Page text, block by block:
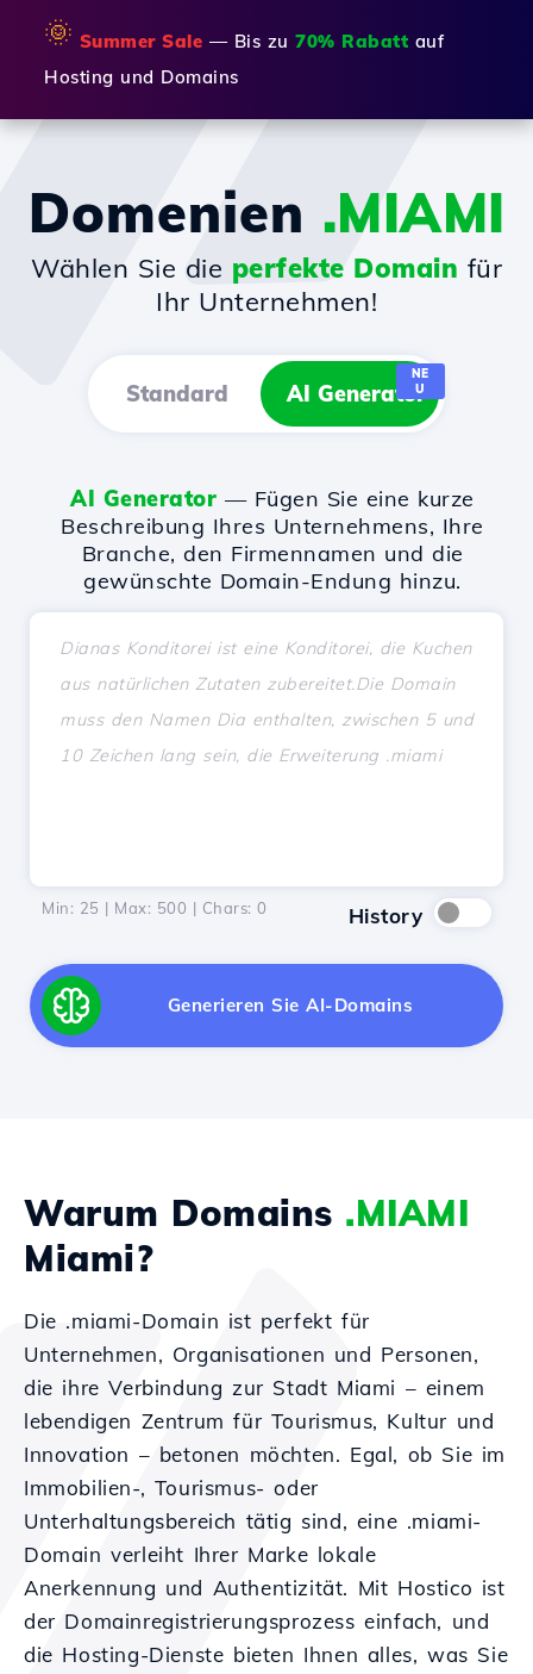
🌞 Summer Sale — Bis zu 70% Rabatt auf
Hosting und Domains
Domenien .MIAMI
Wählen Sie die perfekte Domain für
Ihr Unternehmen!
Standard AI Generator
NE
U
AI Generator — Fügen Sie eine kurze
Beschreibung Ihres Unternehmens, Ihre
Branche, den Firmennamen und die
gewünschte Domain-Endung hinzu.
Min: 25 | Max: 500 | Chars: 0 History
Generieren Sie AI-Domains
Warum Domains .MIAMI
Miami?
Die .miami-Domain ist perfekt für
Unternehmen, Organisationen und Personen,
die ihre Verbindung zur Stadt Miami – einem
lebendigen Zentrum für Tourismus, Kultur und
Innovation – betonen möchten. Egal, ob Sie im
Immobilien-, Tourismus- oder
Unterhaltungsbereich tätig sind, eine .miami-
Domain verleiht Ihrer Marke lokale
Anerkennung und Authentizität. Mit Hostico ist
der Domainregistrierungsprozess einfach, und
die Hosting-Dienste bieten Ihnen alles, was Sie